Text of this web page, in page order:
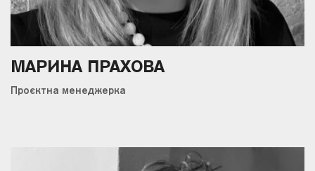
МАРИНА ПРАХОВА
Проєктна менеджерка